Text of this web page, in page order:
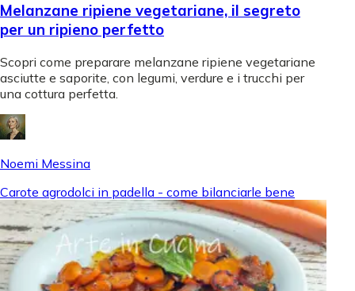
Melanzane ripiene vegetariane, il segreto
per un ripieno perfetto
Scopri come preparare melanzane ripiene vegetariane
asciutte e saporite, con legumi, verdure e i trucchi per
una cottura perfetta.
Noemi Messina
Carote agrodolci in padella - come bilanciarle bene